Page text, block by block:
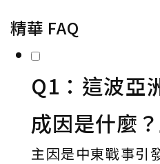
精華 FAQ
Q1：這波亞
成因是什麼？
主因是中東戰事引